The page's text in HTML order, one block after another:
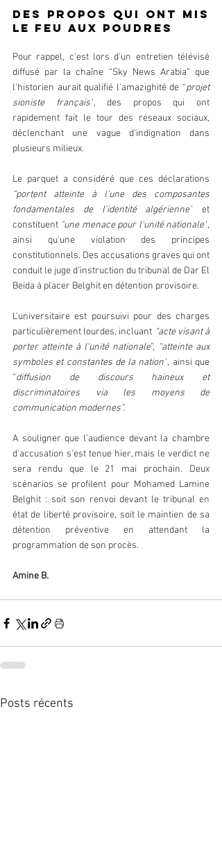
Des propos qui ont mis
le feu aux poudres
Pour rappel, c'est lors d'un entretien télévisé
diffusé par la chaîne “Sky News Arabia” que
l'historien aurait qualifié l'amazighité de “projet
sioniste français”, des propos qui ont
rapidement fait le tour des réseaux sociaux,
déclenchant une vague d'indignation dans
plusieurs milieux.
“portent atteinte à l'une des composantes
fondamentales de l'identité algérienne” et
constituent “une menace pour l'unité nationale”,
ainsi qu'une violation des principes
constitutionnels. Des accusations graves qui ont
conduit le juge d'instruction du tribunal de Dar El
Beida à placer Belghit en détention provisoire.
L'universitaire est poursuivi pour des charges
particulièrement lourdes, incluant “acte visant à
porter atteinte à l'unité nationale”, “atteinte aux
symboles et constantes de la nation”, ainsi que
“diffusion de discours haineux et
discriminatoires via les moyens de
communication modernes”.
A souligner que l’audience devant la chambre
d'accusation s'est tenue hier, mais le verdict ne
sera rendu que le 21 mai prochain. Deux
scénarios se profilent pour Mohamed Lamine
Belghit : soit son renvoi devant le tribunal en
état de liberté provisoire, soit le maintien de sa
détention préventive en attendant la
programmation de son procès.
Amine B.
Posts récents